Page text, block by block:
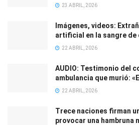
23 ABRIL, 2026
Imágenes, videos:
artificial en la sangre de
22 ABRIL, 2026
AUDIO: Testimonio del
ambulancia que murió:
22 ABRIL, 2026
Trece naciones firman
provocar una hambruna